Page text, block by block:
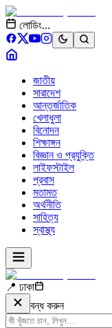
লোডিং...
জাতীয়
সারাদেশ
আন্তর্জাতিক
খেলাধুলা
বিনোদন
শিক্ষাঙ্গন
বিজ্ঞান ও প্রযুক্তি
লাইফস্টাইল
প্রবাস
মতামত
অর্থনীতি
সাহিত্য
স্বাস্থ্য
📍 ঢাকা
বন্ধ করুন